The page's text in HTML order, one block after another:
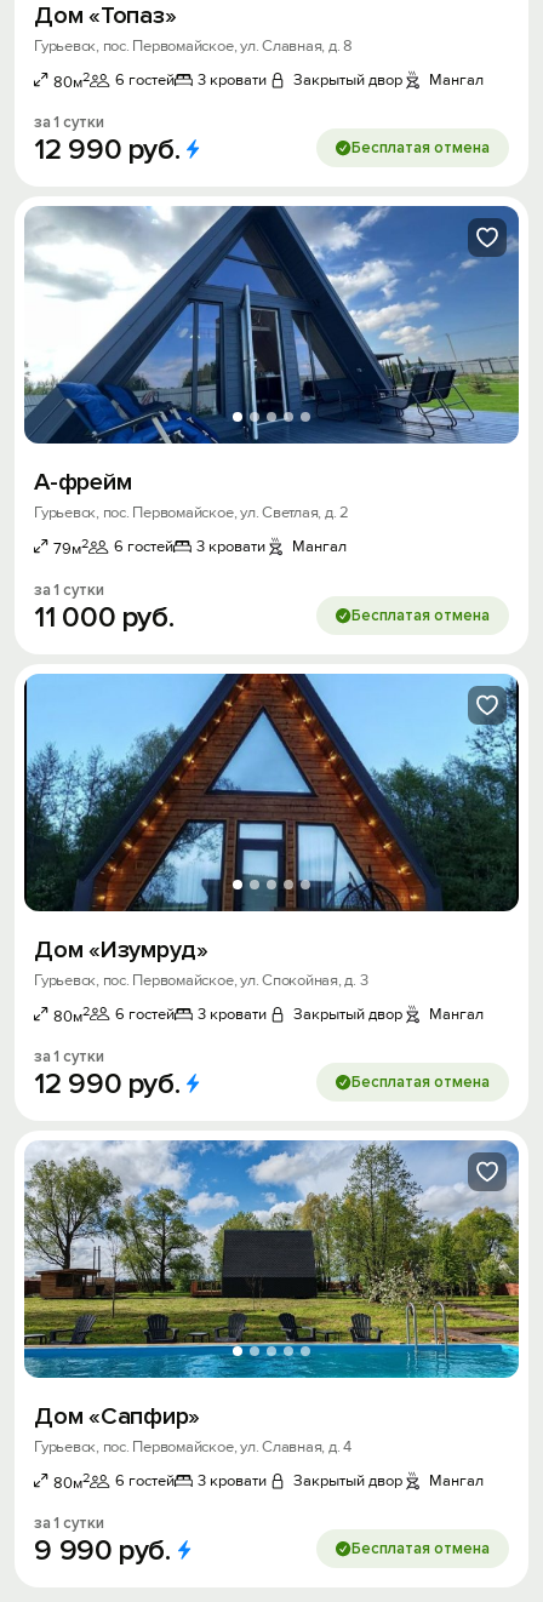
Дом «Топаз»
Гурьевск, пос. Первомайское, ул. Славная, д. 8
80м2 6 гостей 3 кровати Закрытый двор Мангал
за 1 сутки
12 990 руб. Бесплатая отмена
А-фрейм
Гурьевск, пос. Первомайское, ул. Светлая, д. 2
79м2 6 гостей 3 кровати Мангал
за 1 сутки
11 000 руб. Бесплатая отмена
Дом «Изумруд»
Гурьевск, пос. Первомайское, ул. Спокойная, д. 3
80м2 6 гостей 3 кровати Закрытый двор Мангал
за 1 сутки
12 990 руб. Бесплатая отмена
Дом «Сапфир»
Гурьевск, пос. Первомайское, ул. Славная, д. 4
80м2 6 гостей 3 кровати Закрытый двор Мангал
за 1 сутки
9 990 руб. Бесплатая отмена